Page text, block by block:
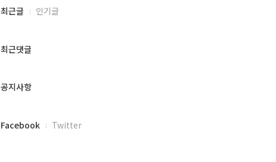
최
과
글
최근글 인기글
최근댓글
공지사항
페
Facebook Twitter